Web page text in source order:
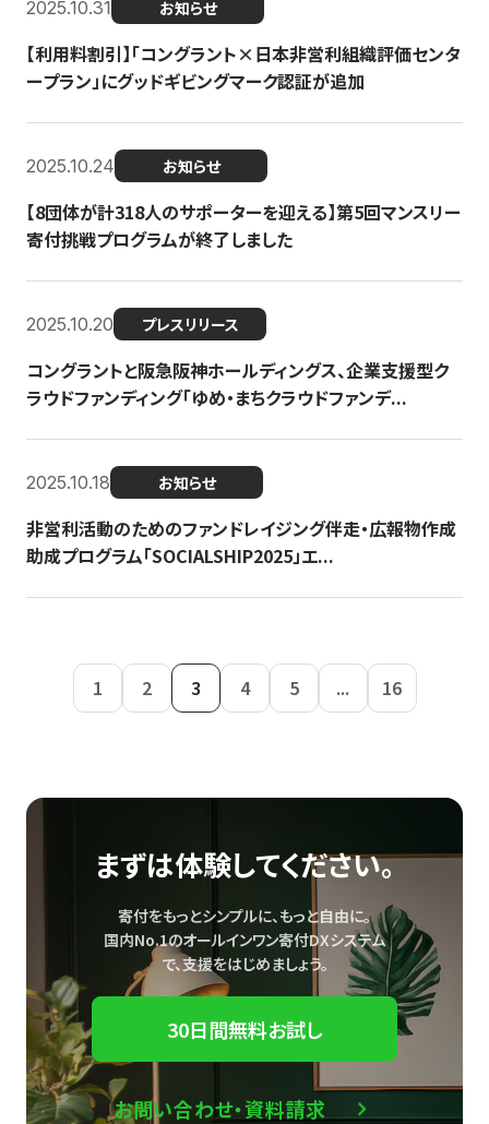
2025.10.31 お知らせ
【利用料割引】「コングラント×日本非営利組織評価センタ
ープラン」にグッドギビングマーク認証が追加
2025.10.24 お知らせ
【8団体が計318人のサポーターを迎える】​​第5回マンスリー
寄付挑戦プログラムが終了しました
2025.10.20 プレスリリース
コングラントと阪急阪神ホールディングス、企業支援型ク
ラウドファンディング「ゆめ・まちクラウドファンデ...
2025.10.18 お知らせ
非営利活動のためのファンドレイジング伴走・広報物作成
助成プログラム「SOCIALSHIP2025」エ...
1 2 3 4 5 ... 16
まずは体験してください。
寄付をもっとシンプルに、もっと自由に。
国内No.1のオールインワン寄付DXシステム
で、支援をはじめましょう。
30日間無料お試し
お問い合わせ・資料請求